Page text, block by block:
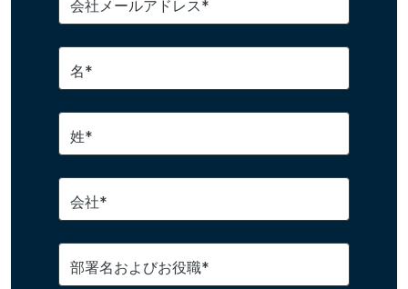
会社メールアドレス*
名*
姓*
会社*
部署名およびお役職*